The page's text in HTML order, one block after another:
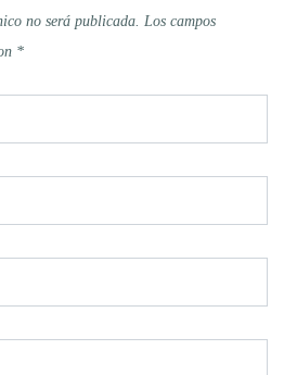
no será publicada. Los campos
*